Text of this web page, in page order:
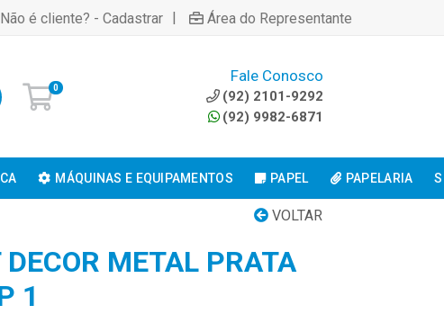
Não é cliente? - Cadastrar | Área do Representante
0
Fale Conosco
(92) 2101-9292
(92) 9982-6871
MÁQUINAS E EQUIPAMENTOS PAPEL PAPELARIA
VOLTAR
DECOR METAL PRATA
1